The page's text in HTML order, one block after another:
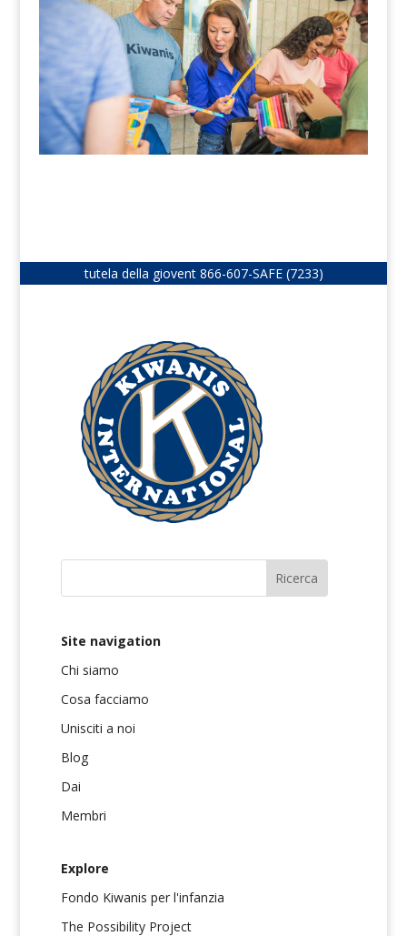
tutela della giovent 866-607-SAFE (7233)
Site navigation
Chi siamo
Cosa facciamo
Unisciti a noi
Blog
Dai
Membri
Explore
Fondo Kiwanis per l'infanzia
The Possibility Project